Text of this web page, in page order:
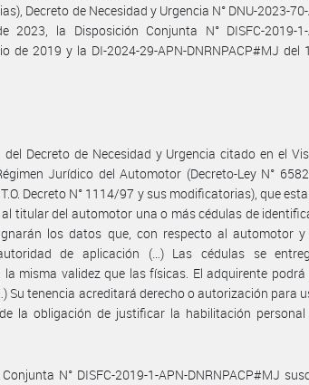
Decreto de Necesidad y Urgencia N° DNU-2023-
2023, la Disposición Conjunta N° DISFC-2019-1-
de 2019 y la DI-2024-29-APN-DNRNPACP#MJ del
Decreto de Necesidad y Urgencia citado en el
Jurídico del Automotor (Decreto-Ley N°
Decreto N° 1114/97 y sus modificatorias), que
al titular del automotor una o más cédulas de
los datos que, con respecto al automotor
de aplicación (…) Las cédulas se
misma validez que las físicas. El adquirente podrá
Su tenencia acreditará derecho o autorización para
la obligación de justificar la habilitación personal
N° DISFC-2019-1-APN-DNRNPACP#MJ